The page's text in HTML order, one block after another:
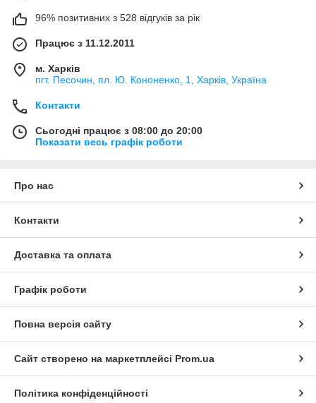
96% позитивних з 528 відгуків за рік
Працює з 11.12.2011
м. Харків
пгт. Песочин, пл. Ю. Кононенко, 1, Харків, Україна
Контакти
Сьогодні працює з 08:00 до 20:00
Показати весь графік роботи
Про нас
Контакти
Доставка та оплата
Графік роботи
Повна версія сайту
Сайт створено на маркетплейсі Prom.ua
Політика конфіденційності